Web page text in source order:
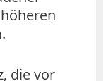
die vor